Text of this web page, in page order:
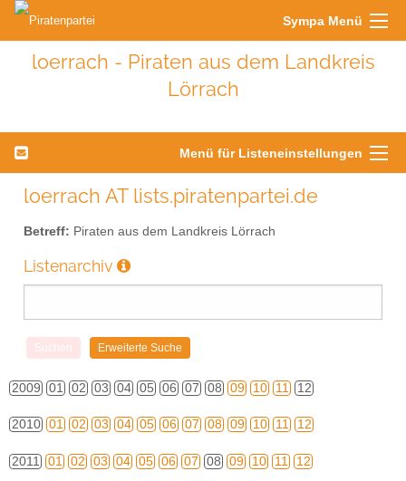
Sympa Menü
loerrach - Piraten aus dem Landkreis
Lörrach
Menü für Listeneinstellungen
loerrach AT lists.piratenpartei.de
Betreff: Piraten aus dem Landkreis Lörrach
Listenarchiv
2009 01 02 03 04 05 06 07 08 09 10 11 12
2010 01 02 03 04 05 06 07 08 09 10 11 12
2011 01 02 03 04 05 06 07 08 09 10 11 12